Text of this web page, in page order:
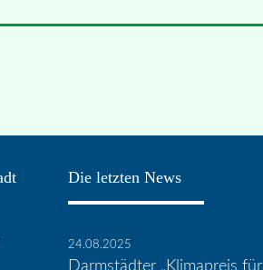
Die letzten News
24.08.2025
Darmstädter „Klimapreis für